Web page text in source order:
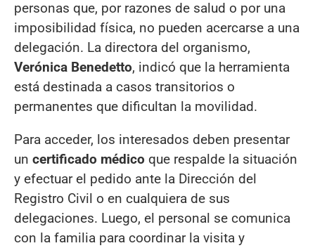
personas que, por razones de salud o por una
imposibilidad física, no pueden acercarse a una
delegación. La directora del organismo,
Verónica Benedetto, indicó que la herramienta
está destinada a casos transitorios o
permanentes que dificultan la movilidad.
Para acceder, los interesados deben presentar
un certificado médico que respalde la situación
y efectuar el pedido ante la Dirección del
Registro Civil o en cualquiera de sus
delegaciones. Luego, el personal se comunica
con la familia para coordinar la visita y